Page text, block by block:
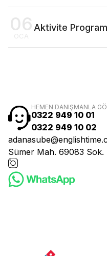
06
OCA
Aktivite
HEMEN DANIŞMANLA
0322 949 10 01
0322 949 10 02
Sümer Mah. 69083